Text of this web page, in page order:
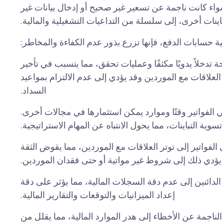
كانت ناجمة عن تسعير غير صحيح أو إدخال بيانات غير
أخرى، إلى سلسلة من التداعيات التشغيلية والمالية.
حسابات الدفع، فإنها تزرع بذور عدم الكفاءة والمخاطر:
تدخلاً يدويًا مكثفًا وعمليات تحقق، مما يتسبب في تأخير
مع الموردين وقد يؤدي إلى عدم الالتزام بمواعيد
السداد.
وقتًا وموارد يمكن استثمارها في مجالات أخرى.
مما يحول الانتباه عن المهام الاستراتيجية.
إلى توتر العلاقات مع الموردين، مما يقوض الثقة
يؤدي ذلك إلى شروط غير مواتية أو حتى فقدان الموردين.
إلى عدم دقة السجلات المالية، مما يؤثر على دقة
إعداد الميزانيات والتوقعات والتقارير المالية.
عن الأخطاء إلى هدر الموارد المالية، مما يقلل من